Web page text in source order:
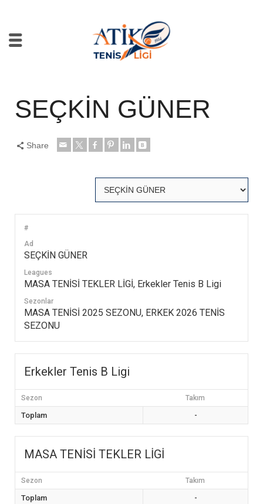
SEÇKİN GÜNER
Share
#
Ad
SEÇKİN GÜNER
Leagues
MASA TENİSİ TEKLER LİGİ, Erkekler Tenis B Ligi
Sezonlar
MASA TENİSİ 2025 SEZONU, ERKEK 2026 TENİS
SEZONU
Erkekler Tenis B Ligi
Sezon Takım
Toplam -
MASA TENİSİ TEKLER LİGİ
Sezon Takım
Toplam -